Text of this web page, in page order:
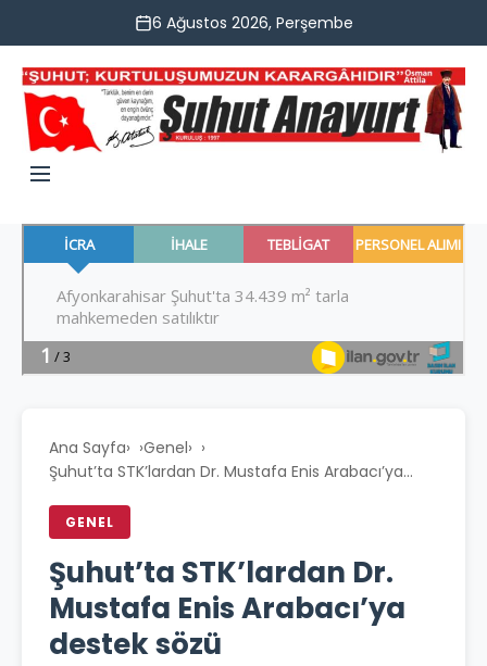
6 Ağustos 2026, Perşembe
Ana Sayfa› Genel›
Şuhut’ta STK’lardan Dr. Mustafa Enis Arabacı’ya...
GENEL
Şuhut’ta STK’lardan Dr.
Mustafa Enis Arabacı’ya
destek sözü